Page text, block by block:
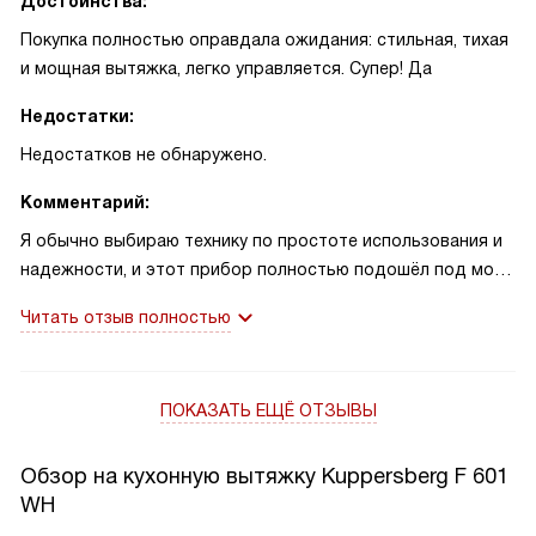
Покупка полностью оправдала ожидания: стильная, тихая
и мощная вытяжка, легко управляется. Супер! Да
Недостатки:
Недостатков не обнаружено.
Комментарий:
Я обычно выбираю технику по простоте использования и
надежности, и этот прибор полностью подошёл под мои
всё работает мягко и предсказуемо, поэтому привыкла
пар исчезли заметно быстрее, чем ожидала, и гости даже
удобно. Другой случай: у нас маленький ребёнок, и мне
важно, чтобы прибор не шумел. На средней скорости
Читать отзыв полностью
ПОКАЗАТЬ ЕЩЁ ОТЗЫВЫ
Обзор на кухонную вытяжку Kuppersberg F 601
WH